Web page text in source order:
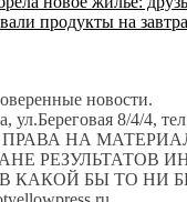
продукты на
новости.
ул.Береговая 8/4/4,
НА
РЕЗУЛЬТАТОВ
КАКОЙ БЫ ТО НИ